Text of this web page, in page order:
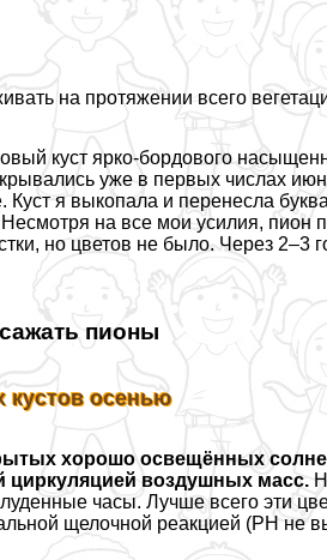
на протяжении всего
куст ярко-бордового
уже в первых числах
Куст я выкопала и перенесла
на все мои усилия, пион
но цветов не было. Через 2–3
пионы
кустов осенью
хорошо освещённых
циркуляцией воздушных масс.
часы. Лучше всего эти
щелочной реакцией (РН не